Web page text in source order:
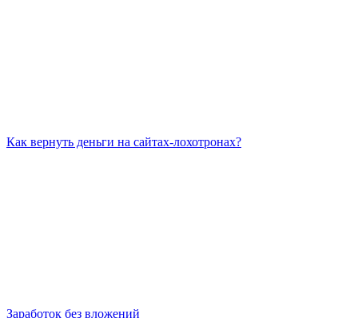
Как вернуть деньги на сайтах-лохотронах?
Заработок без вложений